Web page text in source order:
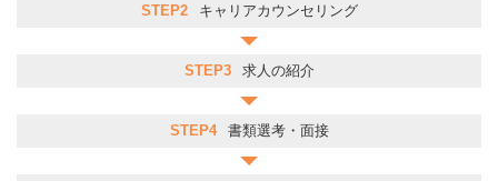
STEP2 キャリアカウンセリング
STEP3 求人の紹介
STEP4 書類選考・面接